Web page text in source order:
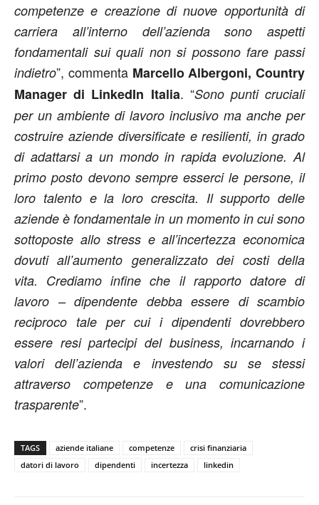
competenze e creazione di nuove opportunità di
carriera all’interno dell’azienda sono aspetti
fondamentali sui quali non si possono fare passi
indietro”, commenta Marcello Albergoni, Country
Manager di LinkedIn Italia. “Sono punti cruciali
per un ambiente di lavoro inclusivo ma anche per
costruire aziende diversificate e resilienti, in grado
di adattarsi a un mondo in rapida evoluzione. Al
primo posto devono sempre esserci le persone, il
loro talento e la loro crescita. Il supporto delle
aziende è fondamentale in un momento in cui sono
sottoposte allo stress e all’incertezza economica
dovuti all’aumento generalizzato dei costi della
vita. Crediamo infine che il rapporto datore di
lavoro – dipendente debba essere di scambio
reciproco tale per cui i dipendenti dovrebbero
essere resi partecipi del business, incarnando i
valori dell’azienda e investendo su se stessi
attraverso competenze e una comunicazione
trasparente”.
TAGS aziende italiane competenze
crisi finanziaria
datori di lavoro
dipendenti incertezza linkedin